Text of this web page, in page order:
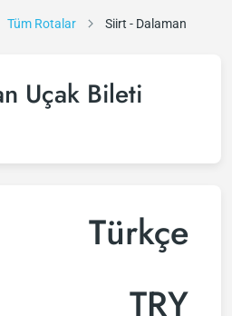
Tüm Rotalar Siirt - Dalaman
Uçak Bileti
Türkçe
TRY